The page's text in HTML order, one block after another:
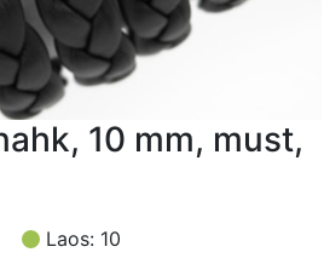
10 mm, must,
Laos: 10